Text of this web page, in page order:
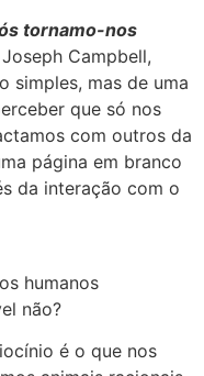
tornamo-nos
Campbell,
simples, mas de uma
que só nos
com outros da
página em branco
da interação com o
humanos
não?
é o que nos